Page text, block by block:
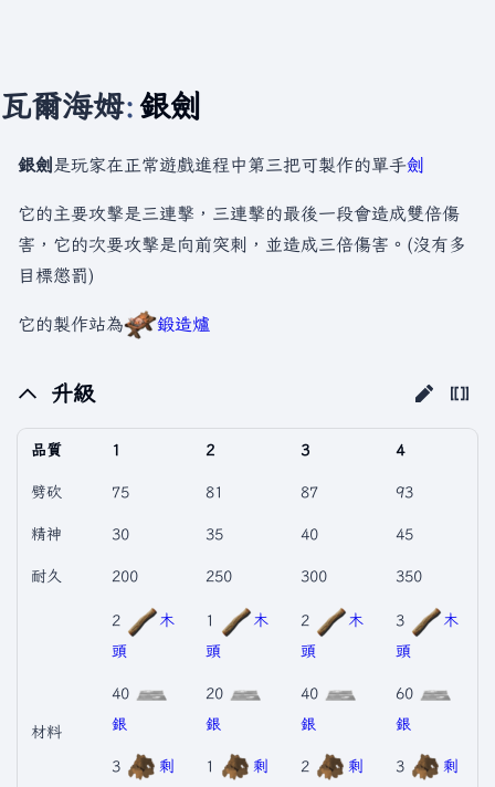
瓦爾海姆:銀劍
銀劍 是玩家在正常遊戲進程中第三把可製作的單手劍
它的主要攻擊是三連擊，三連擊的最後一段會造成雙倍傷
害，它的次要攻擊是向前突刺，並造成三倍傷害。(沒有多
目標懲罰)
它的製作站為 鍛造爐
升級
品質 1 2 3 4
劈砍 75 81 87 93
精神 30 35 40 45
耐久 200 250 300 350
材料
2
木
頭
40
銀
3
剩
1
木
頭
20
銀
1
剩
2
木
頭
40
銀
2
剩
3
木
頭
60
銀
3
剩